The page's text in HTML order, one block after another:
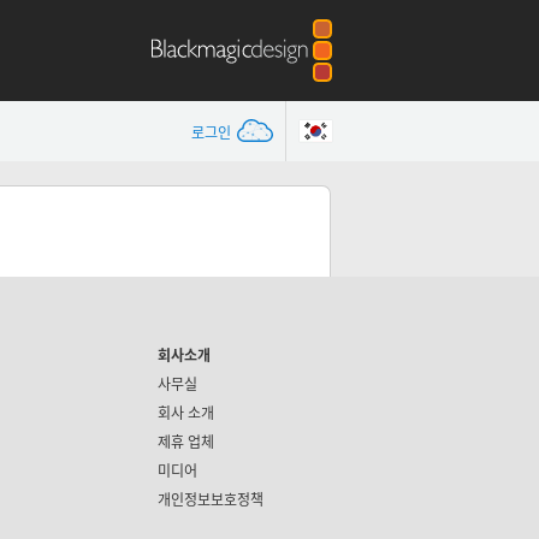
로그인
회사소개
사무실
회사 소개
제휴 업체
미디어
개인정보보호정책